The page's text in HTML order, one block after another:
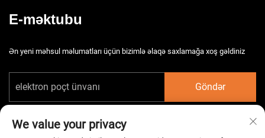
E-məktubu
Ən yeni məhsul məlumatları üçün bizimlə əlaqə saxlamağa xoş gəldiniz
Göndər
We value your privacy